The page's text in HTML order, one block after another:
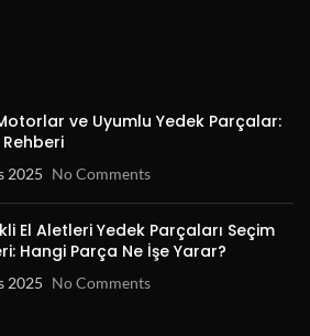
ve Uyumlu Yedek Parçalar:
2025 No Comments
El Aletleri Yedek Parçaları Seçim
Hangi Parça Ne İşe Yarar?
2025 No Comments